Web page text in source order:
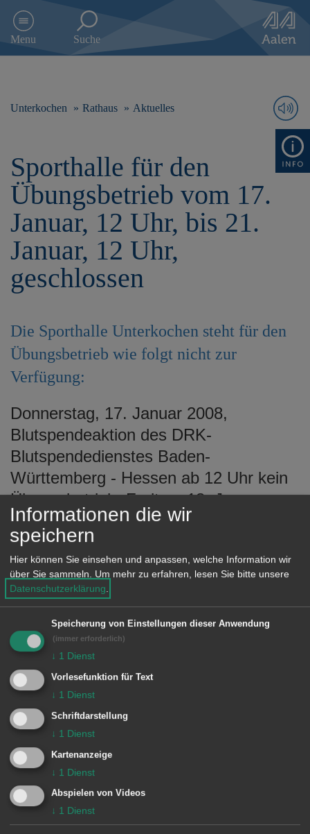
e
Menu Suche
Unterkochen Rathaus Aktuelles
Sporthalle für den
Übungsbetrieb vom 17.
Januar, 12 Uhr, bis 21.
Januar, 12 Uhr,
geschlossen
Die Sporthalle Unterkochen steht für den
Übungsbetrieb wie folgt nicht zur
Verfügung:
Donnerstag, 17. Januar 2008,
Blutspendeaktion des DRK-
Blutspendedienstes Baden-
Württemberg - Hessen ab 12 Uhr kein
Übungsbetrieb. Freitag, 18. Januar
2008, ganztägig geschlossen – Aufbau
- (Das Vereinszimmer und der
Fitnessraum stehen zur Verfügung.)
(Prunksitzung und Faschingstreiben
der Narrenzunft Bärenfanger am 19.
und 20.01.2008) Montag, 21. Januar
2008, bis 12 Uhr geschlossen - Abbau
und Reinigung. In den Fastnachtsferien
vom 04.02. bis 08.02.2008 sind die
städtischen Hallen am Rosenmontag
und Fastnachtsdienstag geschlossen,
ansonsten für den Übungsbetrieb
geöffnet. Wir bitten um Beachtung.
Informationen die wir
speichern
Hier können Sie einsehen und anpassen, welche Information wir
über Sie sammeln. Um mehr zu erfahren, lesen Sie bitte unsere
Datenschutzerklärung.
Speicherung von Einstellungen dieser Anwendung
(immer erforderlich)
↓ 1 Dienst
Vorlesefunktion für Text
↓ 1 Dienst
Schriftdarstellung
↓ 1 Dienst
Kartenanzeige
↓ 1 Dienst
Abspielen von Videos
↓ 1 Dienst